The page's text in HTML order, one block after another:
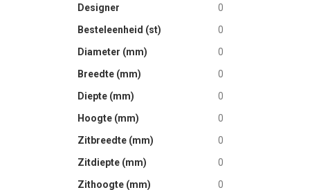
images
gallery
Designer
0
Besteleenheid (st)
0
Diameter (mm)
0
Breedte (mm)
0
Diepte (mm)
0
Hoogte (mm)
0
Zitbreedte (mm)
0
Zitdiepte (mm)
0
Zithoogte (mm)
0